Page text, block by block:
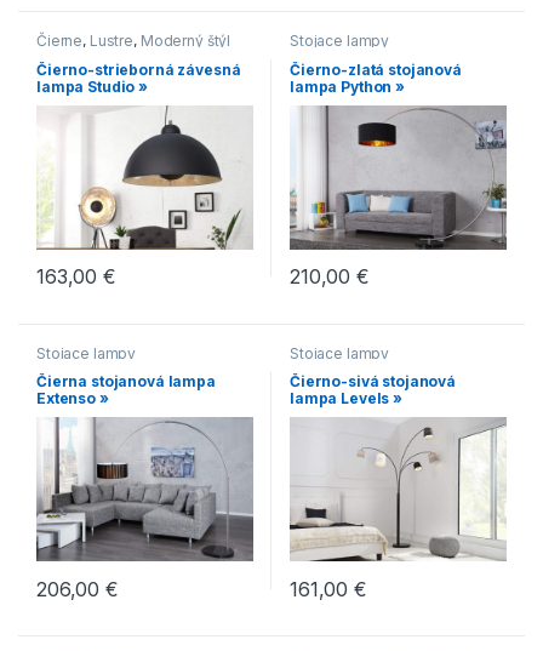
Čierne, Lustre, Moderný štýl
Čierno-strieborná závesná
lampa Studio »
163,00€
Stojace lampy
Čierno-zlatá stojanová
lampa Python »
210,00€
Stojace lampy
Čierna stojanová lampa
Extenso »
206,00€
Stojace lampy
Čierno-sivá stojanová
lampa Levels »
161,00€